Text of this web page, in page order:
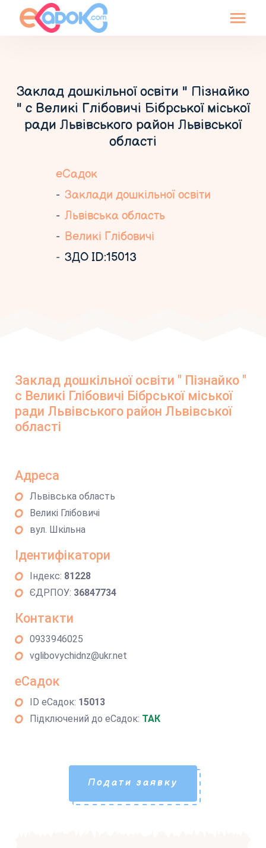
Заклад дошкільної освіти " Пізнайко
" с Великі Глібовичі Бібрської міської
ради Львівського район Львівської
області
еСадок
Заклади дошкільної освіти
Львівська область
Великі Глібовичі
ЗДО ID:15013
Заклад дошкільної освіти " Пізнайко "
с Великі Глібовичі Бібрської міської
ради Львівського район Львівської
області
Адреса
Львівська область
Великі Глібовичі
вул. Шкільна
Ідентифікатори
Індекс: 81228
ЄДРПОУ: 36847734
Контакти
0933946025
vglibovychidnz@ukr.net
еСадок
ID еСадок: 15013
Підключений до еСадок: ТАК
Подати заявку